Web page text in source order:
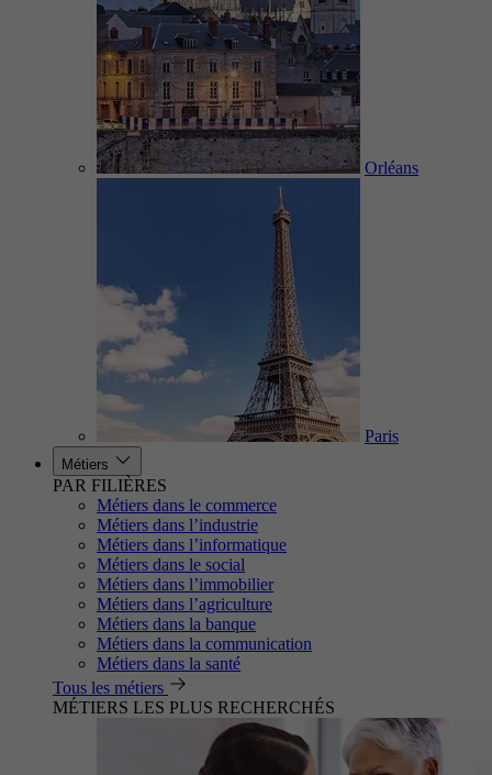
Orléans
Paris
Métiers
PAR FILIÈRES
Métiers dans le commerce
Métiers dans l’industrie
Métiers dans l’informatique
Métiers dans le social
Métiers dans l’immobilier
Métiers dans l’agriculture
Métiers dans la banque
Métiers dans la communication
Métiers dans la santé
Tous les métiers
MÉTIERS LES PLUS RECHERCHÉS